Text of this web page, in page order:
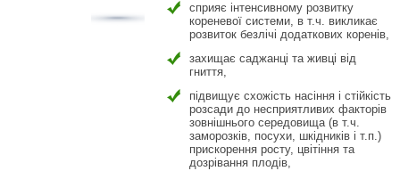
сприяє інтенсивному розвитку
кореневої системи, в т.ч. викликає
розвиток безлічі додаткових коренів,
захищає саджанці та живці від
гниття,
підвищує схожість насіння і стійкість
розсади до несприятливих факторів
зовнішнього середовища (в т.ч.
заморозків, посухи, шкідників і т.п.)
прискорення росту, цвітіння та
дозрівання плодів,